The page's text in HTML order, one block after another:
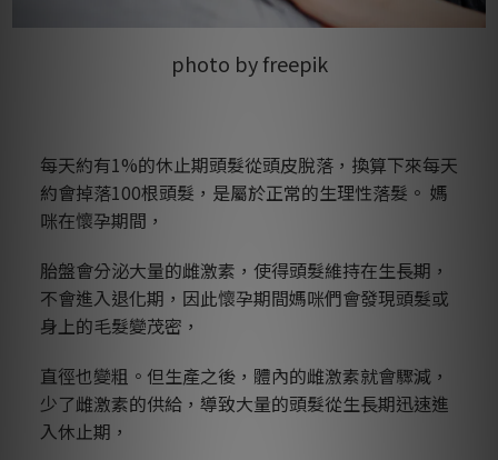
photo by freepik
每天約有1%的休止期頭髮從頭皮脫落，換算下來每天
約會掉落100根頭髮，是屬於正常的生理性落髮。 媽
咪在懷孕期間，
胎盤會分泌大量的雌激素，使得頭髮維持在生長期，
不會進入退化期，因此懷孕期間媽咪們會發現頭髮或
身上的毛髮變茂密，
直徑也變粗。但生產之後，體內的雌激素就會驟減，
少了雌激素的供給，導致大量的頭髮從生長期迅速進
入休止期，